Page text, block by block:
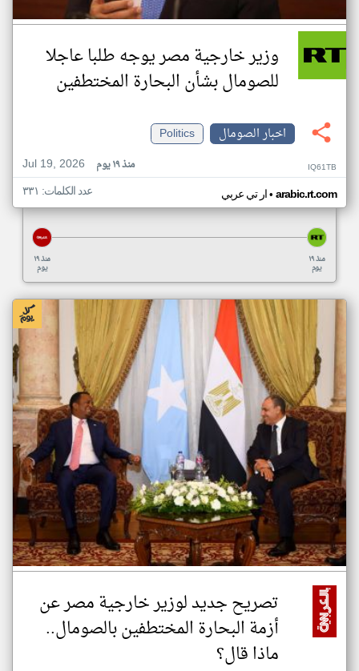
وزير خارجية مصر يوجه طلبا عاجلا
للصومال بشأن البحارة المختطفين
اخبار الصومال
Politics
Jul 19, 2026
منذ ١٩ يوم IQ61TB
ار تي عربي• arabic.rt.com عدد الكلمات: ٣٣١
منذ ١٩
يوم
منذ ١٩
يوم
تصريح جديد لوزير خارجية مصر عن
أزمة البحارة المختطفين بالصومال..
ماذا قال؟